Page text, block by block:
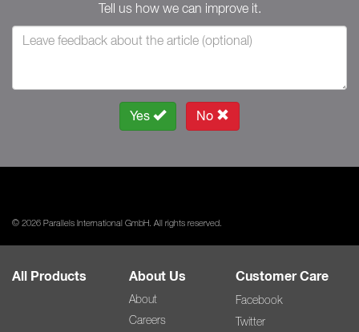
Tell us how we can improve it.
Yes No
© 2026 Parallels International GmbH. All rights reserved.
All Products About Us
About
Careers
Customer Care
Facebook
Twitter